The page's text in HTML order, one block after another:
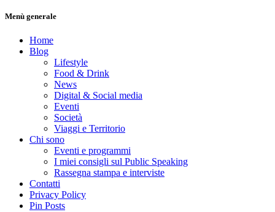
Menù generale
Home
Blog
Lifestyle
Food & Drink
News
Digital & Social media
Eventi
Società
Viaggi e Territorio
Chi sono
Eventi e programmi
I miei consigli sul Public Speaking
Rassegna stampa e interviste
Contatti
Privacy Policy
Pin Posts